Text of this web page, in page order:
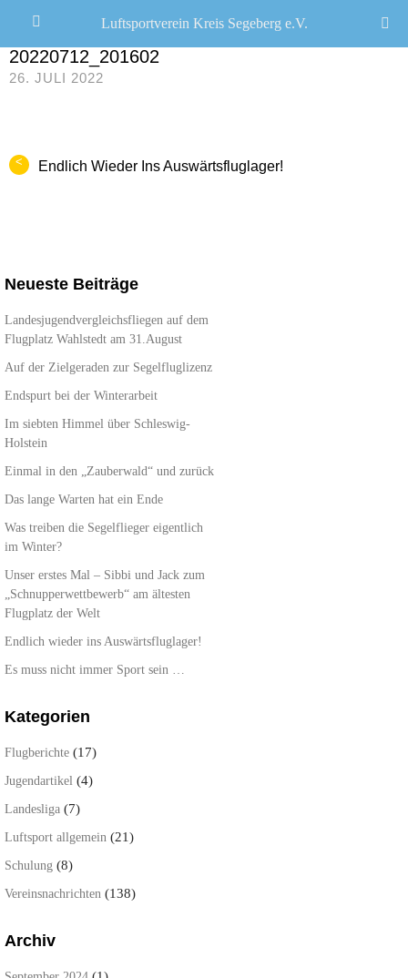
20220712_201602
26. JULI 2022
< Endlich Wieder Ins Auswärtsfluglager!
Neueste Beiträge
Landesjugendvergleichsfliegen auf dem
Flugplatz Wahlstedt am 31.August
Auf der Zielgeraden zur Segelfluglizenz
Endspurt bei der Winterarbeit
Im siebten Himmel über Schleswig-
Holstein
Einmal in den „Zauberwald“ und zurück
Das lange Warten hat ein Ende
Was treiben die Segelflieger eigentlich
im Winter?
Unser erstes Mal – Sibbi und Jack zum
„Schnupperwettbewerb“ am ältesten
Flugplatz der Welt
Endlich wieder ins Auswärtsfluglager!
Es muss nicht immer Sport sein …
Kategorien
Flugberichte (17)
Jugendartikel (4)
Landesliga (7)
Luftsport allgemein (21)
Schulung (8)
Vereinsnachrichten (138)
Archiv
Luftsportverein Kreis Segeberg e.V.